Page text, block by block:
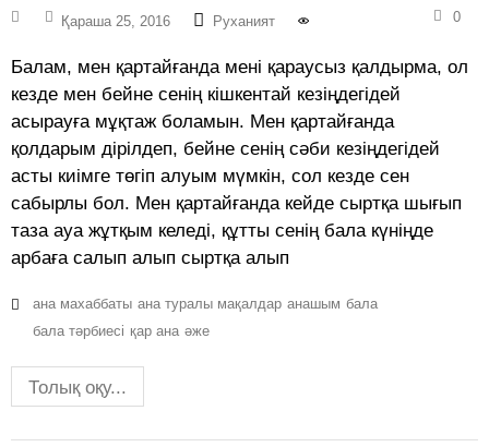
Қараша 25, 2016 Руханият 0
Балам, мен қартайғанда мені қараусыз қалдырма, ол
кезде мен бейне сенің кішкентай кезіңдегідей
асырауға мұқтаж боламын. Мен қартайғанда
қолдарым дірілдеп, бейне сенің сәби кезіңдегідей
асты киімге төгіп алуым мүмкін, сол кезде сен
сабырлы бол. Мен қартайғанда кейде сыртқа шығып
таза ауа жұтқым келеді, құтты сенің бала күніңде
арбаға салып алып сыртқа алып
ана махаббаты ана туралы мақалдар анашым бала
бала тәрбиесі қар ана әже
Толық оқу...